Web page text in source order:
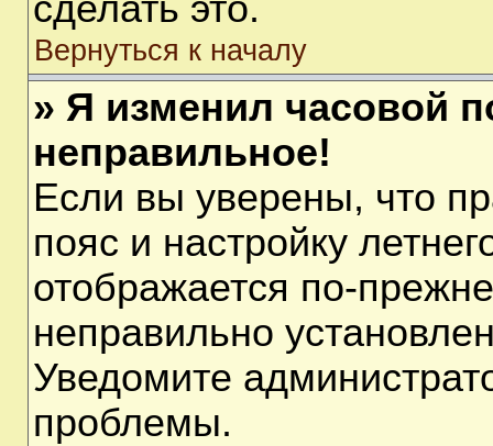
сделать это.
Вернуться к началу
» Я изменил часовой
неправильное!
Если вы уверены, что
пояс и настройку
отображается по-
неправильно
Уведомите
проблемы.